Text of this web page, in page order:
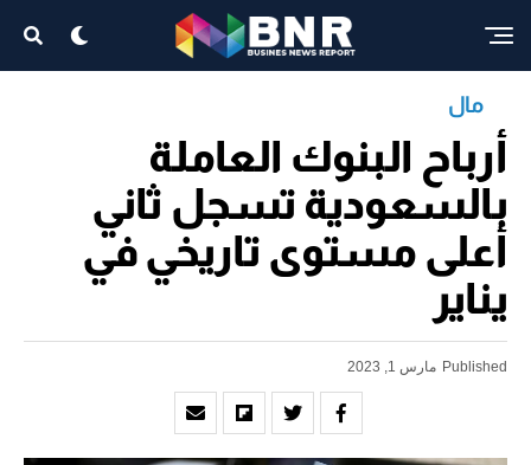
مال
أرباح البنوك العاملة
بالسعودية تسجل ثاني
أعلى مستوى تاريخي في
يناير
Published مارس 1, 2023